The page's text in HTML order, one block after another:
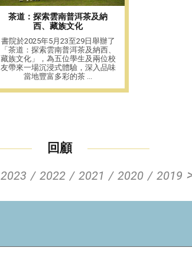
茶道：探索雲南普洱茶及納
西、藏族文化
書院於2025年5月23至29日舉辦了
「茶道：探索雲南普洱茶及納西、
藏族文化」，為五位學生及兩位校
友帶來一場沉浸式體驗，深入品味
當地豐富多彩的茶 ...
回顧
2023 2022 2021 2020 2019